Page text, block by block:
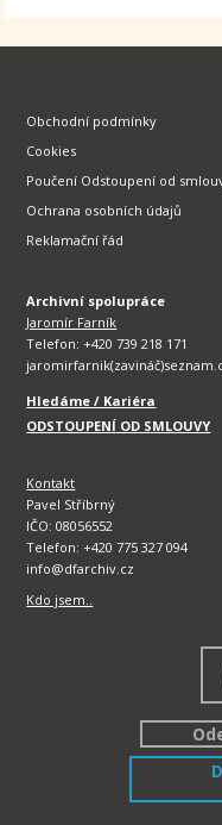
Obchodní podmínky
Cookies
Poučení Odstoupení od
Ochrana osobních údajů
Reklamační řád
Archivní spolupráce
Jaromír Farník
Telefon: +420 739 218 171
Hledáme / Kariéra
ODSTOUPENÍ OD SMLOUVY
Kontakt
Pavel Stříbrný
IČO: 08056552
Telefon: +420 775 327 094
info@dfarchiv.cz
Kdo jsem..